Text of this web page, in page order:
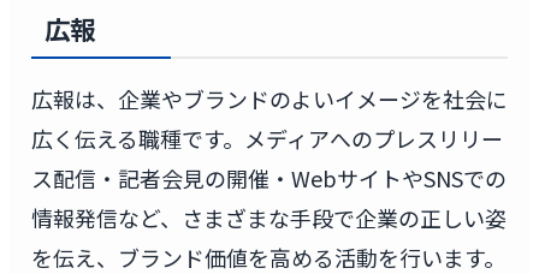
広報
広報は、企業やブランドのよいイメージを社会に
広く伝える職種です。メディアへのプレスリリー
ス配信・記者会見の開催・WebサイトやSNSでの
情報発信など、さまざまな手段で企業の正しい姿
を伝え、ブランド価値を高める活動を行います。